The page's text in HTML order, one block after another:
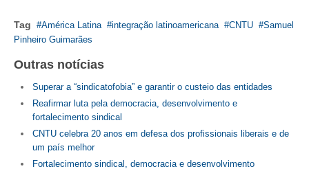
Tag América Latina integração latinoamericana CNTU
Samuel
Pinheiro Guimarães
Outras notícias
Superar a “sindicatofobia” e garantir o custeio das entidades
Reafirmar luta pela democracia, desenvolvimento e
fortalecimento sindical
CNTU celebra 20 anos em defesa dos profissionais liberais e de
um país melhor
Fortalecimento sindical, democracia e desenvolvimento